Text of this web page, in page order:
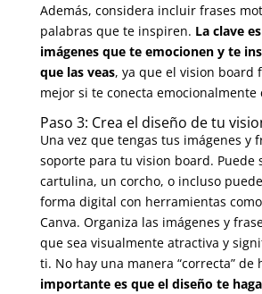
Además, considera incluir frases
palabras que te inspiren. La clave
imágenes que te emocionen y te
que las veas, ya que el vision board
mejor si te conecta emocionalmente
Paso 3: Crea el diseño de tu
Una vez que tengas tus imágenes y
soporte para tu vision board. Puede
cartulina, un corcho, o incluso
forma digital con herramientas
Canva. Organiza las imágenes y
que sea visualmente atractiva y
ti. No hay una manera “correcta” de
importante es que el diseño te